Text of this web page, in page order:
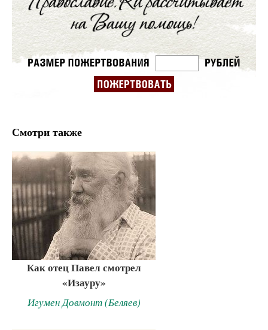
Смотри также
Как отец Павел смотрел
«Изауру»
Игумен Довмонт (Беляев)